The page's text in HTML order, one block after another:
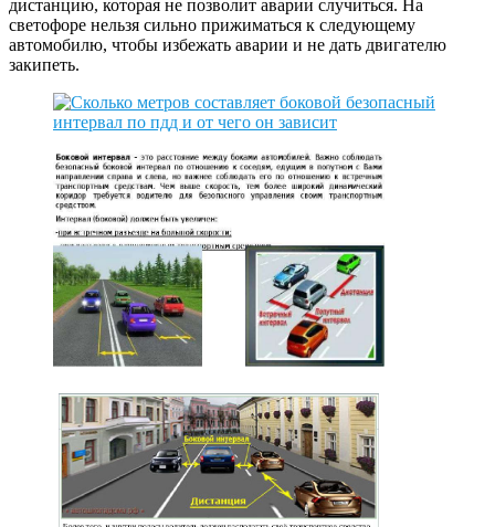
дистанцию, которая не позволит аварии случиться. На
светофоре нельзя сильно прижиматься к следующему
автомобилю, чтобы избежать аварии и не дать двигателю
закипеть.